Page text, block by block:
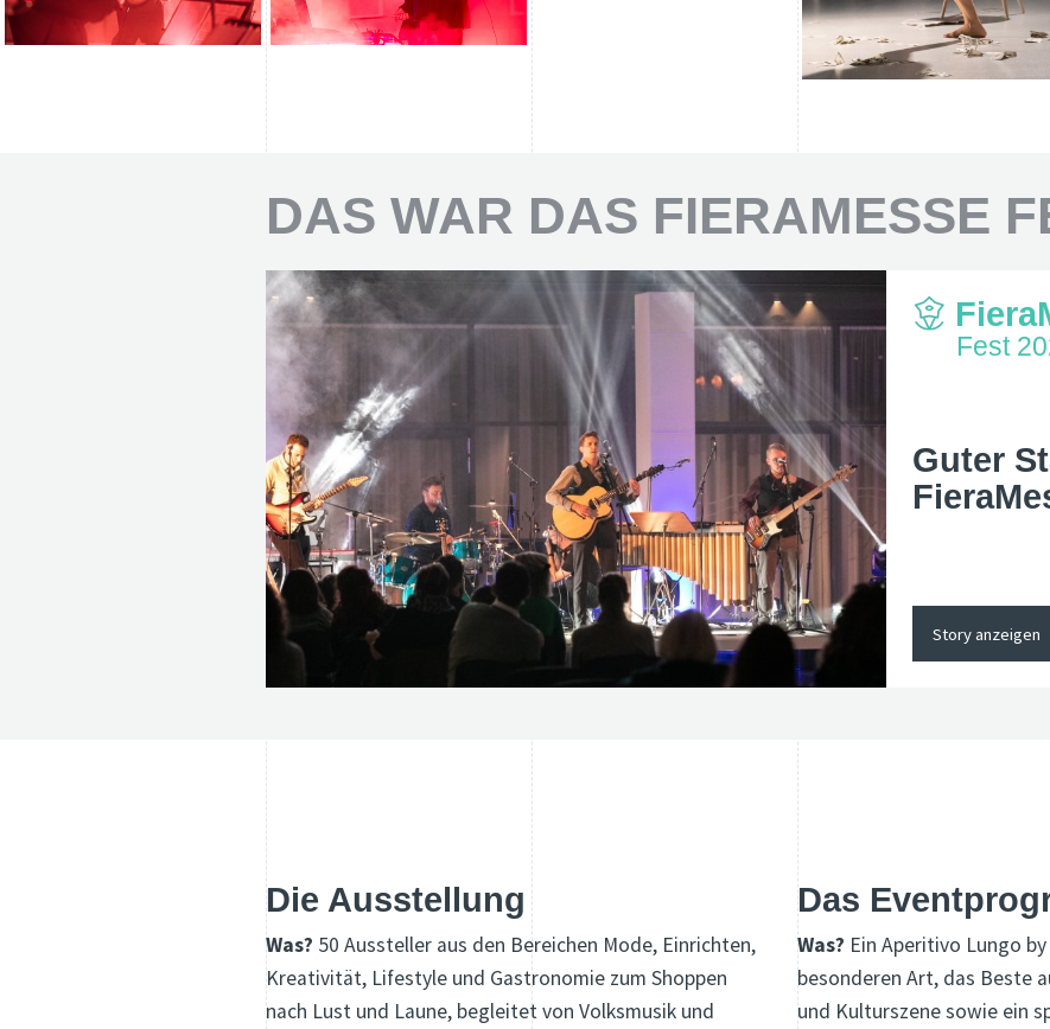
DAS WAR DAS FIERAMESSE
Fest
Guter
Story anzeigen
Die Ausstellung
Was? 50 Aussteller aus den Bereichen Mode, Einrichten,
Kreativität, Lifestyle und Gastronomie zum Shoppen
nach Lust und Laune, begleitet von Volksmusik und
Das
Was? Ein Aperitivo Lungo
besonderen Art, das Beste
und Kulturszene sowie ein